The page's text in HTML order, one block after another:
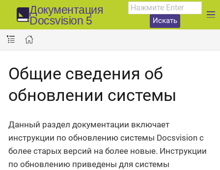
Документация
Docsvision 5
Искать
Общие сведения об
обновлении системы
Данный раздел документации включает
инструкции по обновлению системы Docsvision с
более старых версий на более новые. Инструкции
по обновлению приведены для системы